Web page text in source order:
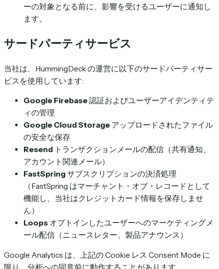
ーの対象となる前に、影響を受けるユーザーに通知し
ます。
サードパーティサービス
当社は、HummingDeck の運営に以下のサードパーティサー
ビスを使用しています:
Google Firebase認証およびユーザーアイデンティテ
ィの管理
Google Cloud Storage アップロードされたファイル
の安全な保存
Resend トランザクションメールの配信（共有通知、
アカウント関連メール）
FastSpringサブスクリプションの決済処理
（FastSpring はマーチャント・オブ・レコードとして
機能し、当社はクレジットカード情報を保存しませ
ん）
Loops オプトインしたユーザーへのマーケティングメ
ール配信（ニュースレター、製品アナウンス）
Google Analytics は、上記の Cookie レス Consent Mode に